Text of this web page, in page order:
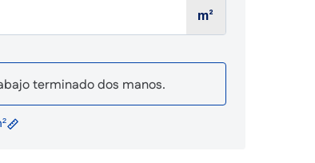
m²
terminado dos manos.